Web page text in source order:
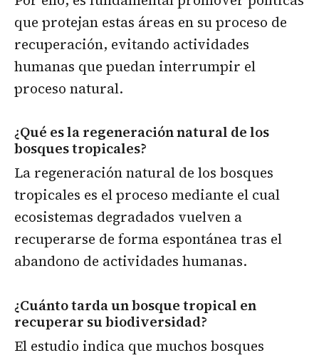
que protejan estas áreas en su proceso de
recuperación, evitando actividades
humanas que puedan interrumpir el
proceso natural.
¿Qué es la regeneración natural de los
bosques tropicales?
La regeneración natural de los bosques
tropicales es el proceso mediante el cual
ecosistemas degradados vuelven a
recuperarse de forma espontánea tras el
abandono de actividades humanas.
¿Cuánto tarda un bosque tropical en
recuperar su biodiversidad?
El estudio indica que muchos bosques